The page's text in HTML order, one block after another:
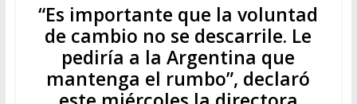
“Es importante que la voluntad
de cambio no se descarrile. Le
pediría a la Argentina que
mantenga el rumbo”, declaró